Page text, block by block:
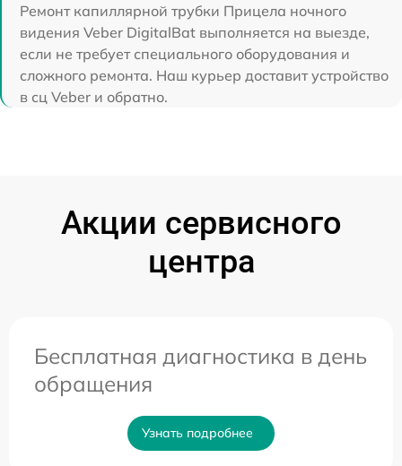
Ремонт капиллярной трубки Прицела ночного
видения Veber DigitalBat выполняется на выезде,
если не требует специального оборудования и
сложного ремонта. Наш курьер доставит устройство
в сц Veber и обратно.
Акции сервисного
центра
Бесплатная диагностика в день
обращения
Узнать подробнее